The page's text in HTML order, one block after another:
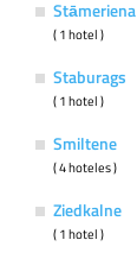
Stāmeriena
( 1 hotel )
Staburags
( 1 hotel )
Smiltene
( 4 hoteles )
Ziedkalne
( 1 hotel )